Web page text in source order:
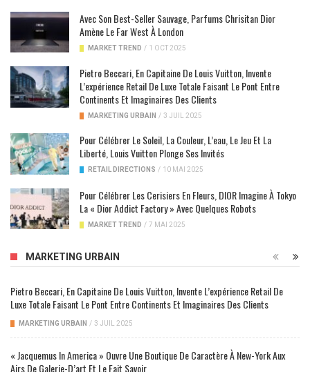
Avec Son Best-Seller Sauvage, Parfums Chrisitan Dior
Amène Le Far West À London
MARKET TREND / 1 OCT 2025
Pietro Beccari, En Capitaine De Louis Vuitton, Invente
L’expérience Retail De Luxe Totale Faisant Le Pont Entre
Continents Et Imaginaires Des Clients
MARKETING URBAIN / 3 JUIL 2025
Pour Célébrer Le Soleil, La Couleur, L’eau, Le Jeu Et La
Liberté, Louis Vuitton Plonge Ses Invités
RETAIL DIRECTIONS / 10 MAI 2025
Pour Célébrer Les Cerisiers En Fleurs, DIOR Imagine À Tokyo
La « Dior Addict Factory » Avec Quelques Robots
MARKET TREND / 7 MAI 2025
MARKETING URBAIN
Pietro Beccari, En Capitaine De Louis Vuitton, Invente L’expérience Retail De
Luxe Totale Faisant Le Pont Entre Continents Et Imaginaires Des Clients
MARKETING URBAIN / 3 JUIL 2025
« Jacquemus In America » Ouvre Une Boutique De Caractère À New-York Aux
Airs De Galerie-D’art Et Le Fait Savoir